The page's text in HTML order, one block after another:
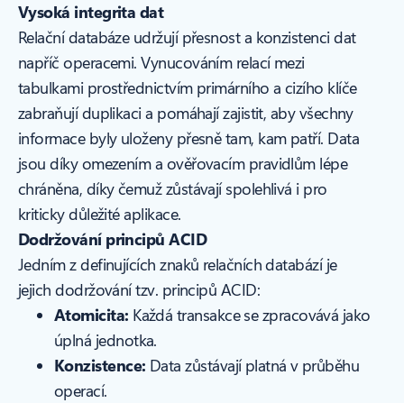
Vysoká integrita dat
Relační databáze udržují přesnost a konzistenci dat
napříč operacemi. Vynucováním relací mezi
tabulkami prostřednictvím primárního a cizího klíče
zabraňují duplikaci a pomáhají zajistit, aby všechny
informace byly uloženy přesně tam, kam patří. Data
jsou díky omezením a ověřovacím pravidlům lépe
chráněna, díky čemuž zůstávají spolehlivá i pro
kriticky důležité aplikace.
Dodržování principů ACID
Jedním z definujících znaků relačních databází je
jejich dodržování tzv. principů ACID:
Atomicita: Každá transakce se zpracovává jako
úplná jednotka.
Konzistence: Data zůstávají platná v průběhu
operací.